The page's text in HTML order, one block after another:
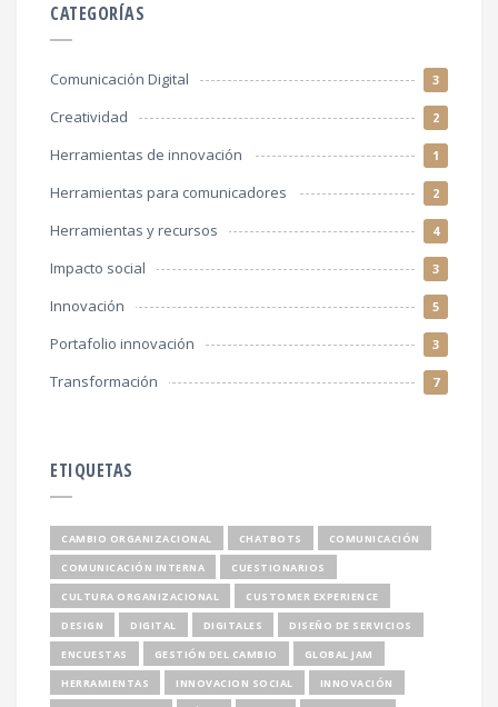
CATEGORÍAS
Comunicación Digital 3
Creatividad 2
Herramientas de innovación 1
Herramientas para comunicadores 2
Herramientas y recursos 4
Impacto social 3
Innovación 5
Portafolio innovación 3
Transformación 7
ETIQUETAS
CAMBIO ORGANIZACIONAL CHATBOTS
COMUNICACIÓN
COMUNICACIÓN INTERNA
CUESTIONARIOS
CULTURA ORGANIZACIONAL
CUSTOMER EXPERIENCE
DESIGN
DIGITAL DIGITALES
DISEÑO DE SERVICIOS
ENCUESTAS
GESTIÓN DEL CAMBIO
GLOBAL JAM
HERRAMIENTAS
INNOVACION SOCIAL
INNOVACIÓN